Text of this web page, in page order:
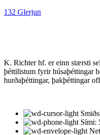
132 Glerjun
K. Richter hf. er einn stærsti
þéttilistum fyrir húsaþéttingar
hurðaþéttingar, þakþéttingar
Sími: